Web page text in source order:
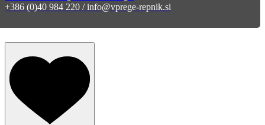
+386 (0)40 984 220 / info@vprege-repnik.si